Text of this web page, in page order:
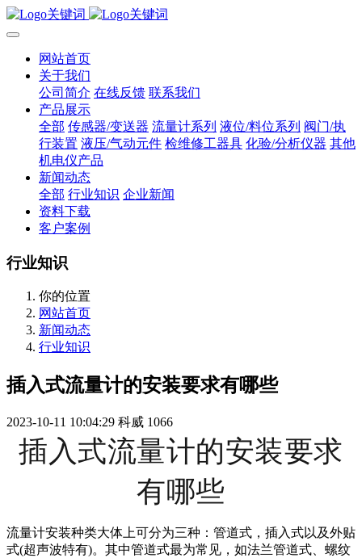
网站首页
关于我们
公司简介 在线反馈 联系我们
产品展示
全部 传感器/变送器 流量计系列 液位/料位系列 阀门/执
行装置 液压/气动元件 检维修工器具 化验/分析仪器 其他
机电仪产品
新闻动态
全部 行业知识 企业新闻
资料下载
客户案例
行业知识
你的位置
网站首页
新闻动态
行业知识
插入式流量计的安装要求有哪些
2023-10-11 10:04:29 科威 1066
插入式流量计的安装要求
有哪些
流量计安装种类大体上可分为三种：管道式，插入式以及外贴
式(超声波特有)。其中管道式最为常见，如法兰管道式、螺纹